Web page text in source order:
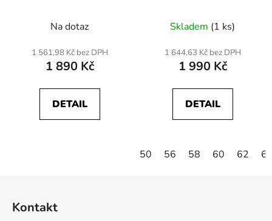
Na dotaz
1 561,98 Kč bez DPH
1 890 Kč
DETAIL
Skladem (1 ks)
1 644,63 Kč bez DPH
1 990 Kč
DETAIL
50 56 58 60 62
Kontakt